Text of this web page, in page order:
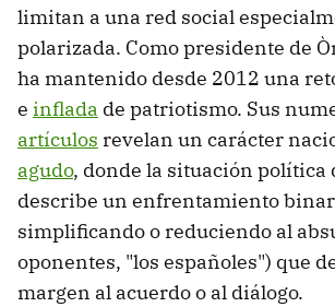
limitan a una red social
polarizada. Como presidente de
ha mantenido desde 2012 una
e inflada de patriotismo. Sus
artículos revelan un carácter
agudo, donde la situación política
describe un enfrentamiento
simplificando o reduciendo al
oponentes, "los españoles") que
margen al acuerdo o al diálogo.